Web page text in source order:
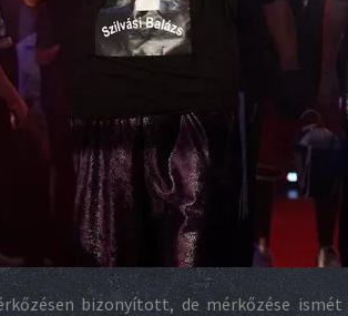
bizonyított, de mérkőzése